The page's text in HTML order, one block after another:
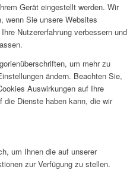
Gerät eingestellt werden. Wir
wenn Sie unsere Websites
Nutzererfahrung verbessern und
um mehr zu
ändern. Beachten Sie,
Auswirkungen auf Ihre
die Dienste haben kann, die wir
um Ihnen die auf unserer
zur Verfügung zu stellen.